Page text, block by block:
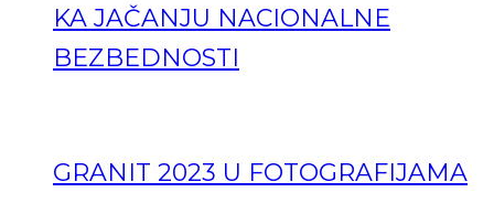
KA JAČANJU NACIONALNE
BEZBEDNOSTI
GRANIT 2023 U FOTOGRAFIJAMA